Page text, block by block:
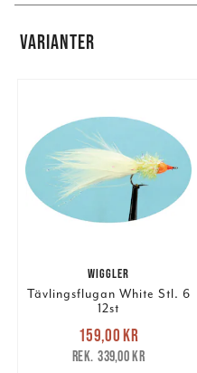
VARIANTER
WIGGLER
Tävlingsflugan White Stl. 6
12st
Nuvarande pris
159,00 krTidigare pris
339,00 kr
159,00 kr
339,00 kr